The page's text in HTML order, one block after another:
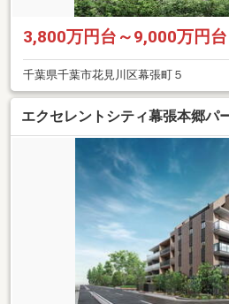
3,800万円台～9,000万円台
千葉県千葉市花見川区幕張町５
エクセレントシティ幕張本郷